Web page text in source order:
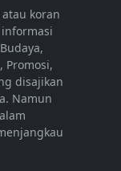
koran
Promosi,
disajikan
Namun